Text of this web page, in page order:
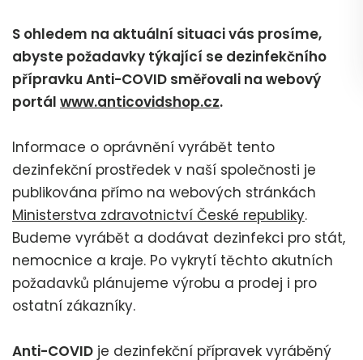
S ohledem na aktuální situaci vás prosíme,
abyste požadavky týkající se dezinfekčního
přípravku Anti-COVID směřovali na webový
portál www.anticovidshop.cz.
Informace o oprávnění vyrábět tento
dezinfekční prostředek v naší společnosti je
publikována přímo na webových stránkách
Ministerstva zdravotnictví České republiky.
Budeme vyrábět a dodávat dezinfekci pro stát,
nemocnice a kraje. Po vykrytí těchto akutních
požadavků plánujeme výrobu a prodej i pro
ostatní zákazníky.
Anti-COVID je dezinfekční přípravek vyráběný